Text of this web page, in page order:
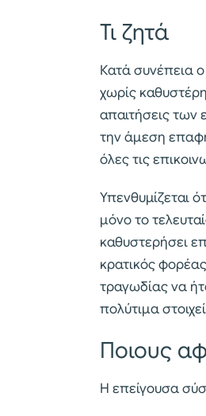
Τι ζητά
Κατά συνέπεια
χωρίς
απαιτήσεις των
την άμεση
όλες τις
Υπενθυμίζεται
μόνο το
καθυστερήσει
κρατικός
τραγωδίας να
πολύτιμα
Ποιους
Η επείγουσα